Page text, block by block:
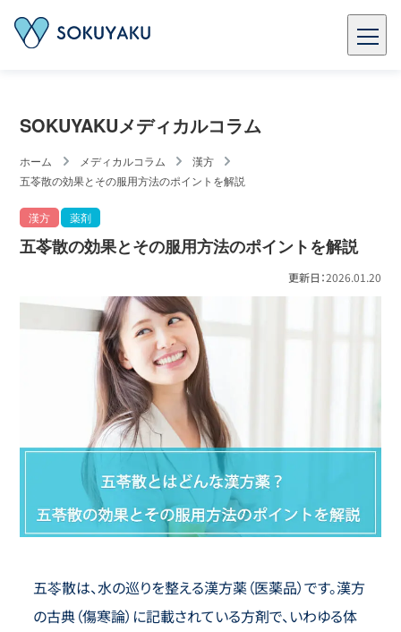
SOKUYAKUメディカルコラム
ホーム メディカルコラム
漢方
五苓散の効果とその服用方法のポイントを解説
漢方 薬剤
五苓散の効果とその服用方法のポイントを解説
更新日：2026.01.20
五苓散は、水の巡りを整える漢方薬（医薬品）です。漢方
の古典（傷寒論）に記載されている方剤で、いわゆる体